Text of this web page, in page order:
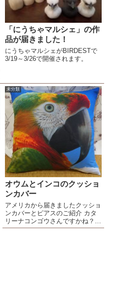
「にうちゃマルシェ」の作
品が届きました！
にうちゃマルシェがBIRDESTで
3/19～3/26で開催されます。
未分類
オウムとインコのクッショ
ンカバー
アメリカから届きましたクッショ
ンカバーとピアスのご紹介 カタ
リーナコンゴウさんですかね？お
顔がバァン！とございます。クッ